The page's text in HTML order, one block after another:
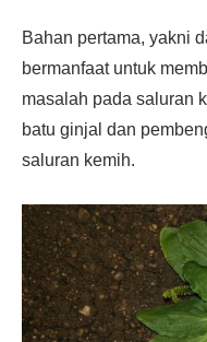
Bahan pertama, yakni
bermanfaat untuk
masalah pada saluran
batu ginjal dan
saluran kemih.